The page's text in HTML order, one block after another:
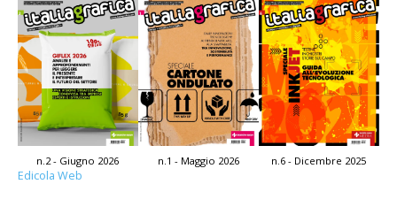
n.2 - Giugno 2026 n.1 - Maggio 2026 n.6 - Dicembre 2025
Edicola Web